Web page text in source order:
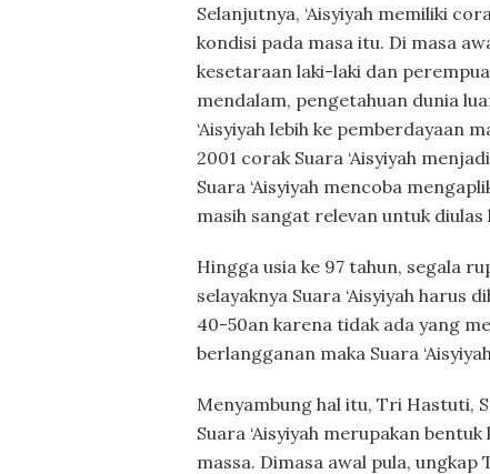
Selanjutnya, ‘Aisyiyah memiliki
kondisi pada masa itu. Di masa
kesetaraan laki-laki dan
mendalam, pengetahuan dunia
‘Aisyiyah lebih ke pemberdayaan
2001 corak Suara ‘Aisyiyah
Suara ‘Aisyiyah mencoba
masih sangat relevan untuk diulas
Hingga usia ke 97 tahun, segala
selayaknya Suara ‘Aisyiyah harus
40-50an karena tidak ada yang
berlangganan maka Suara
Menyambung hal itu, Tri Hastuti,
Suara ‘Aisyiyah merupakan
massa. Dimasa awal pula, ungkap